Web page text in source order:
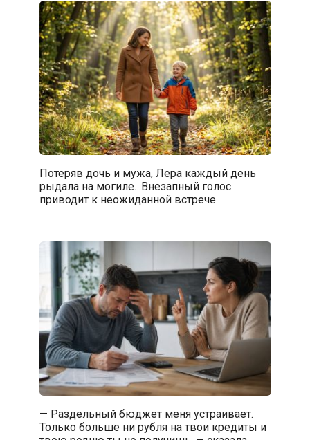
Потеряв дочь и мужа, Лера каждый день
рыдала на могиле…Внезапный голос
приводит к неожиданной встрече
— Раздельный бюджет меня устраивает.
Только больше ни рубля на твои кредиты и